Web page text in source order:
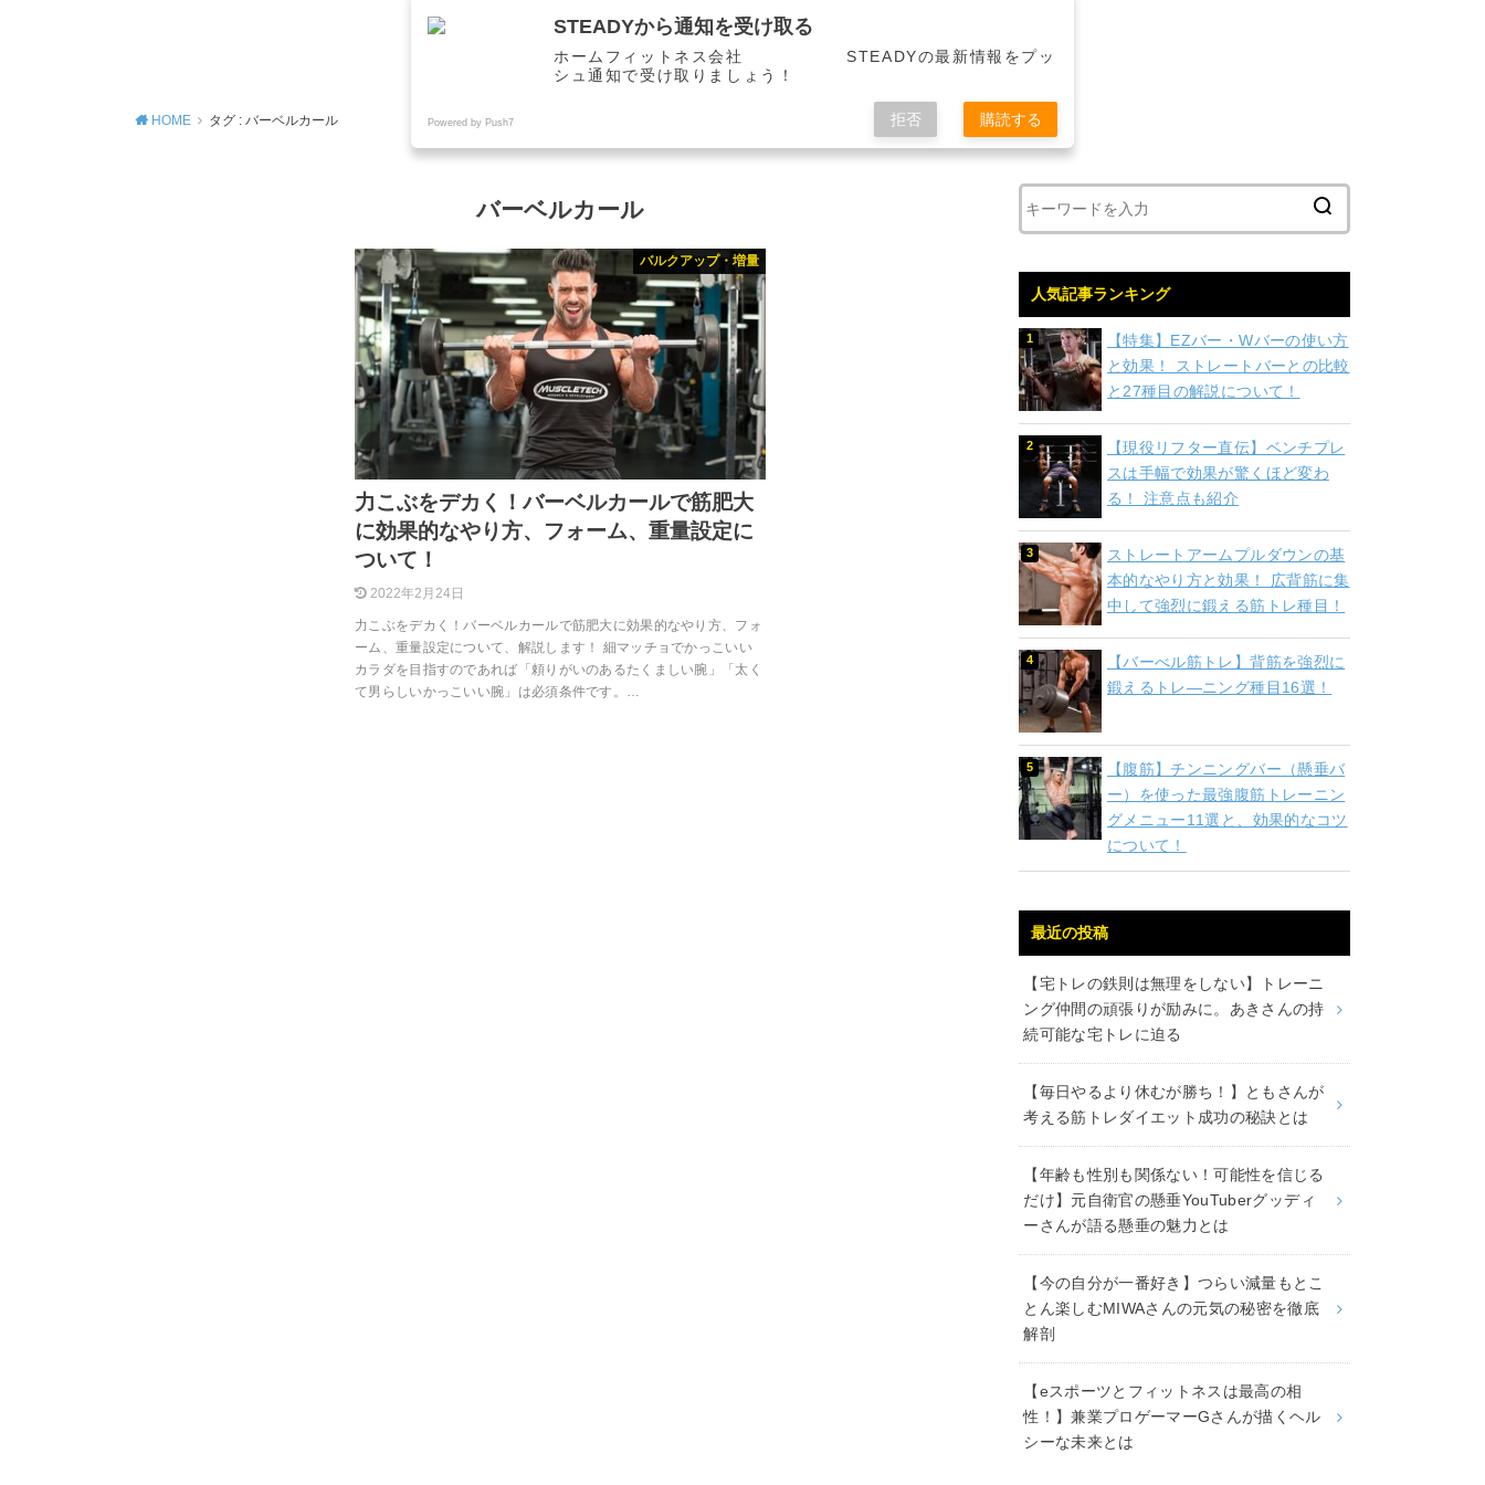
HOME タグ : バーベルカール
バーベルカール
バルクアップ・増量
力こぶをデカく！バーベルカールで筋肥大
に効果的なやり方、フォーム、重量設定に
ついて！
2022年2月24日
力こぶをデカく！バーベルカールで筋肥大に効果的なやり方、フォ
ーム、重量設定について、解説します！ 細マッチョでかっこいい
カラダを目指すのであれば「頼りがいのあるたくましい腕」「太く
て男らしいかっこいい腕」は必須条件です。…
人気記事ランキング
【特集】EZバー・Wバーの使い方
と効果！ ストレートバーとの比較
と27種目の解説について！
【現役リフター直伝】ベンチプレ
スは手幅で効果が驚くほど変わ
る！ 注意点も紹介
ストレートアームプルダウンの基
本的なやり方と効果！ 広背筋に集
中して強烈に鍛える筋トレ種目！
【バーべル筋トレ】背筋を強烈に
鍛えるトレ―ニング種目16選！
【腹筋】チンニングバー（懸垂バ
ー）を使った最強腹筋トレーニン
グメニュー11選と、効果的なコツ
について！
最近の投稿
【宅トレの鉄則は無理をしない】トレーニ
ング仲間の頑張りが励みに。あきさんの持
続可能な宅トレに迫る
【毎日やるより休むが勝ち！】ともさんが
考える筋トレダイエット成功の秘訣とは
【年齢も性別も関係ない！可能性を信じる
だけ】元自衛官の懸垂YouTuberグッディ
ーさんが語る懸垂の魅力とは
【今の自分が一番好き】つらい減量もとこ
とん楽しむMIWAさんの元気の秘密を徹底
解剖
【eスポーツとフィットネスは最高の相
性！】兼業プロゲーマーGさんが描くヘル
シーな未来とは
STEADYから通知を受け取る
ホームフィットネス会社 STEADYの最新情報をプッ
シュ通知で受け取りましょう！
Powered by Push7 拒否 購読する